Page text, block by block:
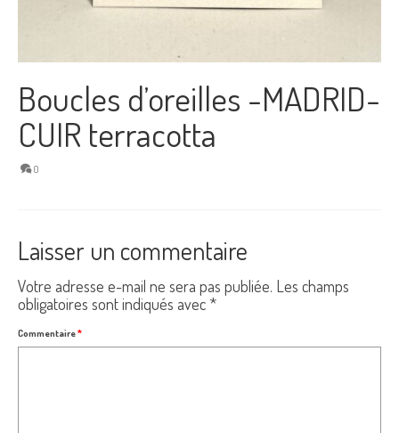
Boucles d’oreilles -MADRID-
CUIR terracotta
0
Laisser un commentaire
Votre adresse e-mail ne sera pas publiée. Les champs
obligatoires sont indiqués avec *
Commentaire*